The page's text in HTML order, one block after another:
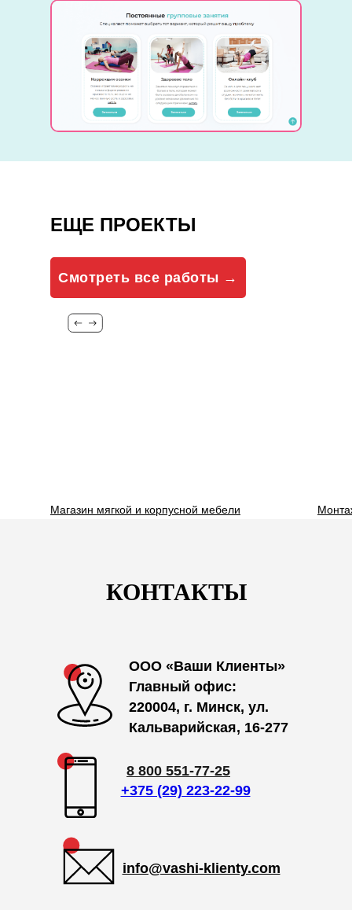
ЕЩЕ ПРОЕКТЫ
Смотреть все работы →
Магазин мягкой и корпусной мебели
КОНТАКТЫ
info@vashi-klienty.com
ООО «Ваши Клиенты»
Главный офис:
220004, г. Минск, ул.
Кальварийская, 16-277
+375 (29) 223-22-99
8 800 551-77-25